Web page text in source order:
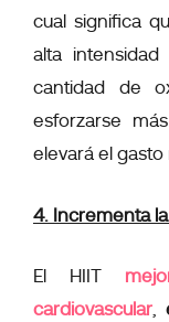
cual significa
alta
cantidad de
esforzarse más
elevará el gasto
4. Incrementa
El HIIT
cardiovascular,